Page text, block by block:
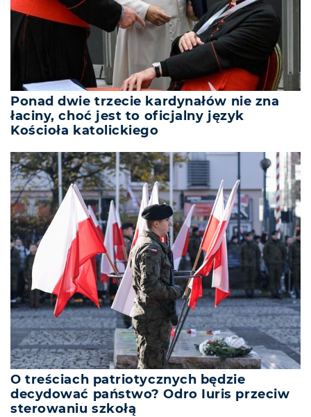
Ponad dwie trzecie kardynałów nie zna
łaciny, choć jest to oficjalny język
Kościoła katolickiego
O treściach patriotycznych będzie
decydować państwo? Odro Iuris przeciw
sterowaniu szkołą